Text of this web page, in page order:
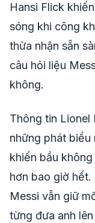
Hansi Flick
sóng khi công
thừa nhận sẵn
câu hỏi liệu
không.
Thông tin Lionel
những phát biểu
khiến bầu
hơn bao giờ hết.
Messi vẫn giữ
từng đưa anh